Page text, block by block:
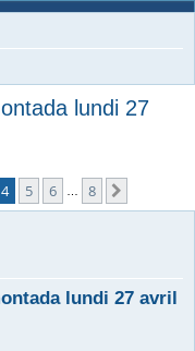
lundi 27
4 5 6 8
lundi 27 avril